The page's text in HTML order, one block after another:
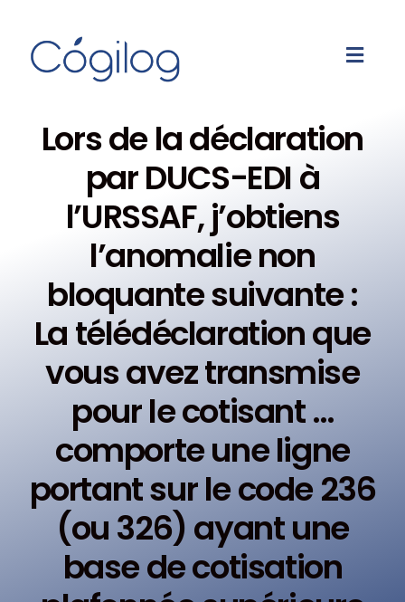
Lors de la déclaration
par DUCS-EDI à
l’URSSAF, j’obtiens
l’anomalie non
bloquante suivante :
La télédéclaration que
vous avez transmise
pour le cotisant …
comporte une ligne
portant sur le code 236
(ou 326) ayant une
base de cotisation